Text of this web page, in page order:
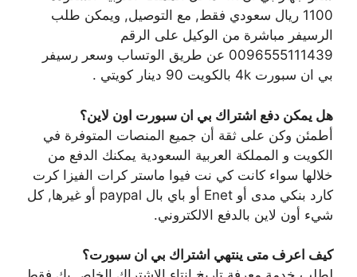
1100 ريال سعودي فقط, مع التوصيل, ويمكن طلب
الرسيفر مباشرة من الوكيل على الرقم
0096555111439 عن طريق الوتساب وسعر رسيفر
بي ان سبورت 4k بالكويت 90 دينار كويتي .
هل يمكن دفع اشتراك بي ان سبورت اون لاين؟
أطمئن وكن على ثقة أن جميع المنصات المتوفرة في
الكويت و المملكة العربية السعودية يمكنك الدفع من
خلالها سواء كانت كي نت فيوا ماستر كرات الفيزا كرت
كارد بنكي مدى أو Enet أو باي بال paypal أو غيرها, كل
شيء أون لاين بالدفع الالكتروني.
كيف اعرف متى ينتهي اشتراك بي ان سبورت؟